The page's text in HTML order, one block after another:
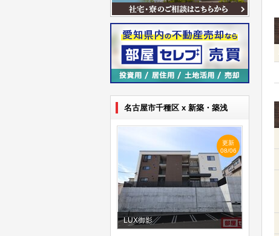
名古屋市千種区 x 新築・築浅
更新
08/06
LUX御影